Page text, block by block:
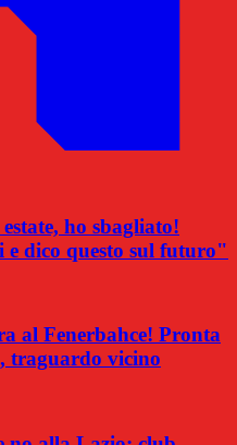
ho sbagliato!
e dico questo sul futuro"
al Fenerbahce! Pronta
traguardo vicino